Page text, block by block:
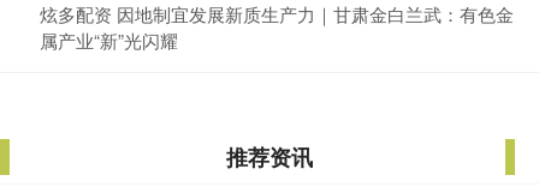
炫多配资 因地制宜发展新质生产力｜甘肃金白兰武：有色金
属产业“新”光闪耀
推荐资讯